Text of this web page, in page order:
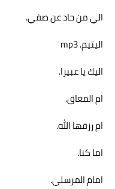
الي من حاد عن صفي.
اليتيم. mp3
اليك يا عبيرا.
ام المعاق.
ام رزقها الله.
اما كنا.
امام المرسلي.